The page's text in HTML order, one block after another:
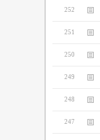
252
251
250
249
248
247